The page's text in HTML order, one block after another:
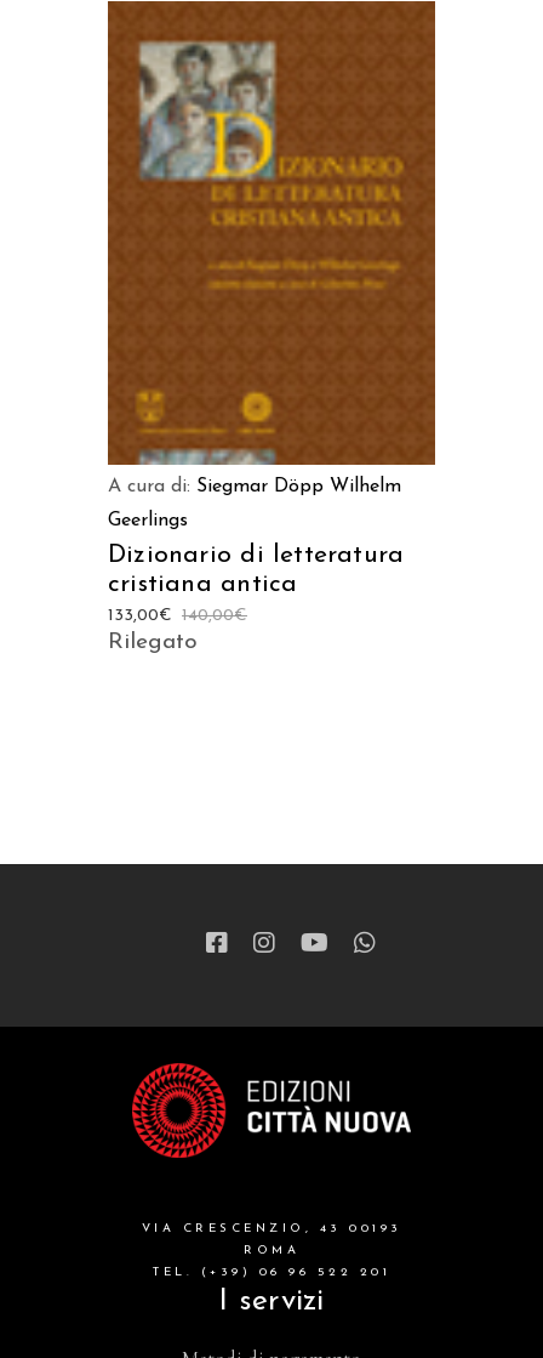
A cura di: Siegmar Döpp Wilhelm
Geerlings
Dizionario di letteratura
cristiana antica
140,00€
133,00€
Rilegato
VIA CRESCENZIO, 43 00193
ROMA
TEL. (+39) 06 96 522 201
I servizi